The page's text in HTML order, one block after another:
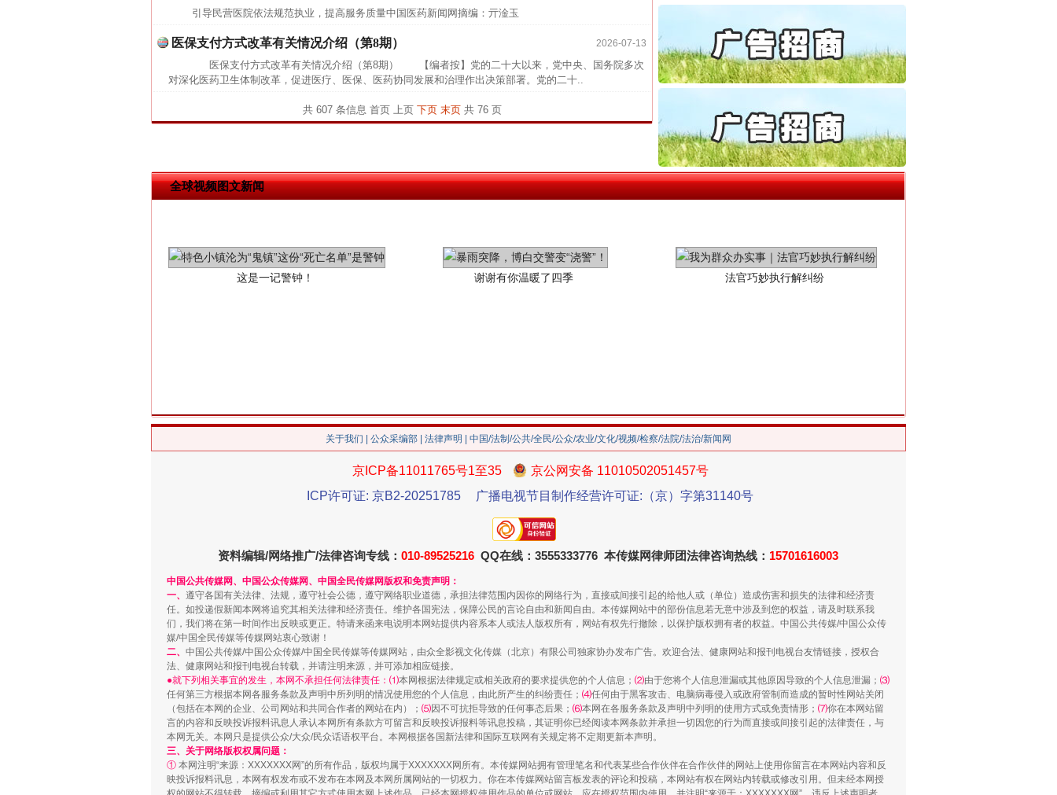
引导民营医院依法规范执业，提高服务质量中国医药新闻网摘编：亓淦玉
2026-07-13
医保支付方式改革有关情况介绍（第8期）
医保支付方式改革有关情况介绍（第8期） 【编者按】党的二十大以来，党中央、国务院多次
对深化医药卫生体制改革，促进医疗、医保、医药协同发展和治理作出决策部署。党的二十..
共 607 条信息 首页 上页 下页 末页共 76 页
传销头目出狱后办书院暴力管教..
四川省公安厅征集新型黑恶违法..
中方对6家美国实体采取反制措..
中国发起首例对外贸易国家安全..
从“无产可执”到“全额执行”
最高检抗诉的疑难复杂刑事案件
事故致5死1伤，四川省安委会挂..
全球视频图文新闻
网上购药对药下症？
茶叶“炒上天”
今年投资意愿榜揭晓 新中国诞生的见证
习近平的博鳌关键词
魏明亮严重违纪违法案透视
千亩耕地变“别墅”
关于我们 公众采编部 法律声明 | 中国/法制/公共/全民/公众/农业/文化/视频/检察/法院/法治/新闻网
京ICP备11011765号1至35
京公网安备 11010502051457号
ICP许可证: 京B2-20251785
广播电视节目制作经营许可证:（京）字第31140号
资料编辑/网络推广/法律咨询专线： 010-89525216 QQ在线：3555333776 本传媒网律师团法律咨询热线： 15701616003
中国公共传媒网、中国公众传媒网、中国全民传媒网版权和免责声明：
一、 遵守各国有关法律、法规，遵守社会公德，遵守网络职业道德，承担法律范围内因你的网络行为，直接或间接引起的给他人或（单位）造成伤害和损失的法律和经济责
任。如投递假新闻本网将追究其相关法律和经济责任。维护各国宪法，保障公民的言论自由和新闻自由。本传媒网站中的部份信息若无意中涉及到您的权益，请及时联系我
们，我们将在第一时间作出反映或更正。特请来函来电说明本网站提供内容系本人或法人版权所有，网站有权先行撤除，以保护版权拥有者的权益。中国公共传媒/中国公众传
媒/中国全民传媒等传媒网站衷心致谢！
二、 中国公共传媒/中国公众传媒/中国全民传媒等传媒网站，由众全影视文化传媒（北京）有限公司独家协办发布广告。欢迎合法、健康网站和报刊电视台友情链接，授权合
法、健康网站和报刊电视台转载，并请注明来源，并可添加相应链接。
●就下列相关事宜的发生，本网不承担任何法律责任：⑴本网根据法律规定或相关政府的要求提供您的个人信息； ⑵由于您将个人信息泄漏或其他原因导致的个人信息泄漏； ⑶
任何第三方根据本网各服务条款及声明中所列明的情况使用您的个人信息，由此所产生的纠纷责任； ⑷任何由于黑客攻击、电脑病毒侵入或政府管制而造成的暂时性网站关闭
（包括在本网的企业、公司网站和共同合作者的网站在内）； ⑸因不可抗拒导致的任何事态后果； ⑹本网在各服务条款及声明中列明的使用方式或免责情形； ⑺你在本网站留
言的内容和反映投诉报料讯息人承认本网所有条款方可留言和反映投诉报料等讯息投稿，其证明你已经阅读本网条款并承担一切因您的行为而直接或间接引起的法律责任，与
本网无关。本网只是提供公众/大众/民众话语权平台。本网根据各国新法律和国际互联网有关规定将不定期更新本声明。
三、关于网络版权权属问题：
① 本网注明“来源：XXXXXXX网”的所有作品，版权均属于XXXXXXX网所有。本传媒网站拥有管理笔名和代表某些合作伙伴在合作伙伴的网站上使用你留言在本网站内容和反
映投诉报料讯息，本网有权发布或不发布在本网及本网所属网站的一切权力。你在本传媒网站留言板发表的评论和投稿，本网站有权在网站内转载或修改引用。但未经本网授